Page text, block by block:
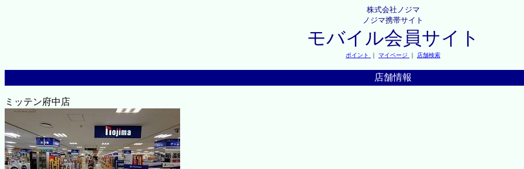
株式会社ノジマ
ノジマ携帯サイト
モバイル会員サイト
ポイント ｜ マイページ ｜ 店舗検索
店舗情報
ミッテン府中店